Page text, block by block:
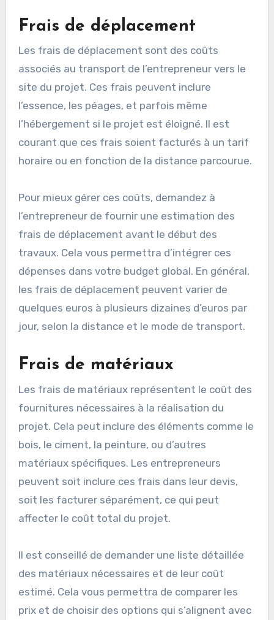
des coûts tels que les frais de déplacement et
en fonction de la région et du type de projet, il
est donc essentiel de les anticiper pour éviter
des surprises financières.
Frais de déplacement
Les frais de déplacement sont des coûts
site du projet. Ces frais peuvent inclure
l’essence, les péages, et parfois même
l’hébergement si le projet est éloigné. Il est
courant que ces frais soient facturés à un tarif
horaire ou en fonction de la distance parcourue.
Pour mieux gérer ces coûts, demandez à
l’entrepreneur de fournir une estimation des
travaux. Cela vous permettra d’intégrer ces
les frais de déplacement peuvent varier de
quelques euros à plusieurs dizaines d’euros par
jour, selon la distance et le mode de transport.
Frais de matériaux
Les frais de matériaux représentent le coût des
fournitures nécessaires à la réalisation du
bois, le ciment, la peinture, ou d’autres
matériaux spécifiques. Les entrepreneurs
peuvent soit inclure ces frais dans leur devis,
soit les facturer séparément, ce qui peut